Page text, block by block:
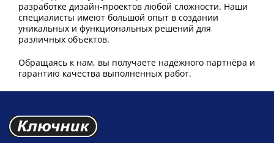
разработке дизайн-проектов любой сложности. Наши
специалисты имеют большой опыт в создании
уникальных и функциональных решений для
различных объектов.
Обращаясь к нам, вы получаете надёжного партнёра и
гарантию качества выполненных работ.